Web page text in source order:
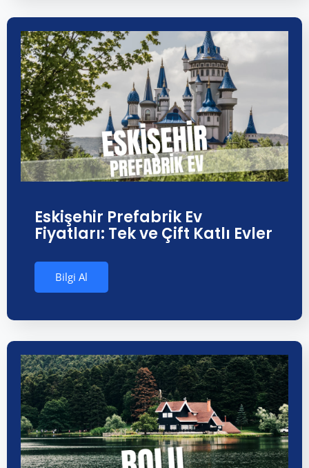
Eskişehir Prefabrik Ev
Fiyatları: Tek ve Çift Katlı Evler
Bilgi Al